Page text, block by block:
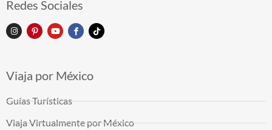
Redes Sociales
Viaja por México
Guías Turísticas
Viaja Virtualmente por México